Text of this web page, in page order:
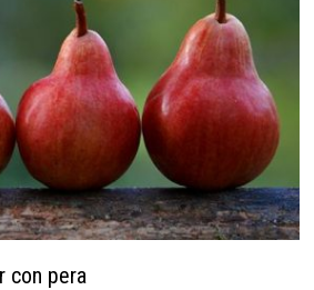
con pera